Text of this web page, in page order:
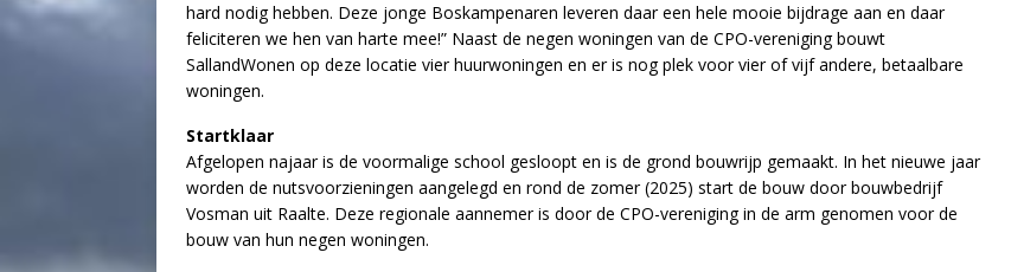
hard nodig hebben. Deze jonge Boskampenaren leveren daar een hele mooie bijdrage aan en daar
feliciteren we hen van harte mee!” Naast de negen woningen van de CPO-vereniging bouwt
SallandWonen op deze locatie vier huurwoningen en er is nog plek voor vier of vijf andere, betaalbare
woningen.
Startklaar
Afgelopen najaar is de voormalige school gesloopt en is de grond bouwrijp gemaakt. In het nieuwe jaar
worden de nutsvoorzieningen aangelegd en rond de zomer (2025) start de bouw door bouwbedrijf
Vosman uit Raalte. Deze regionale aannemer is door de CPO-vereniging in de arm genomen voor de
bouw van hun negen woningen.